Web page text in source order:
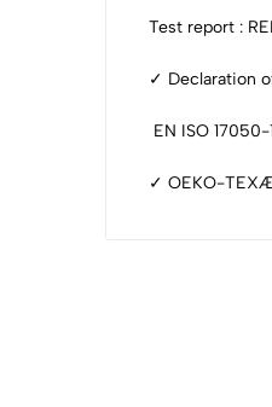
Test report :
✓ Declaration
EN ISO
✓ OEKO-